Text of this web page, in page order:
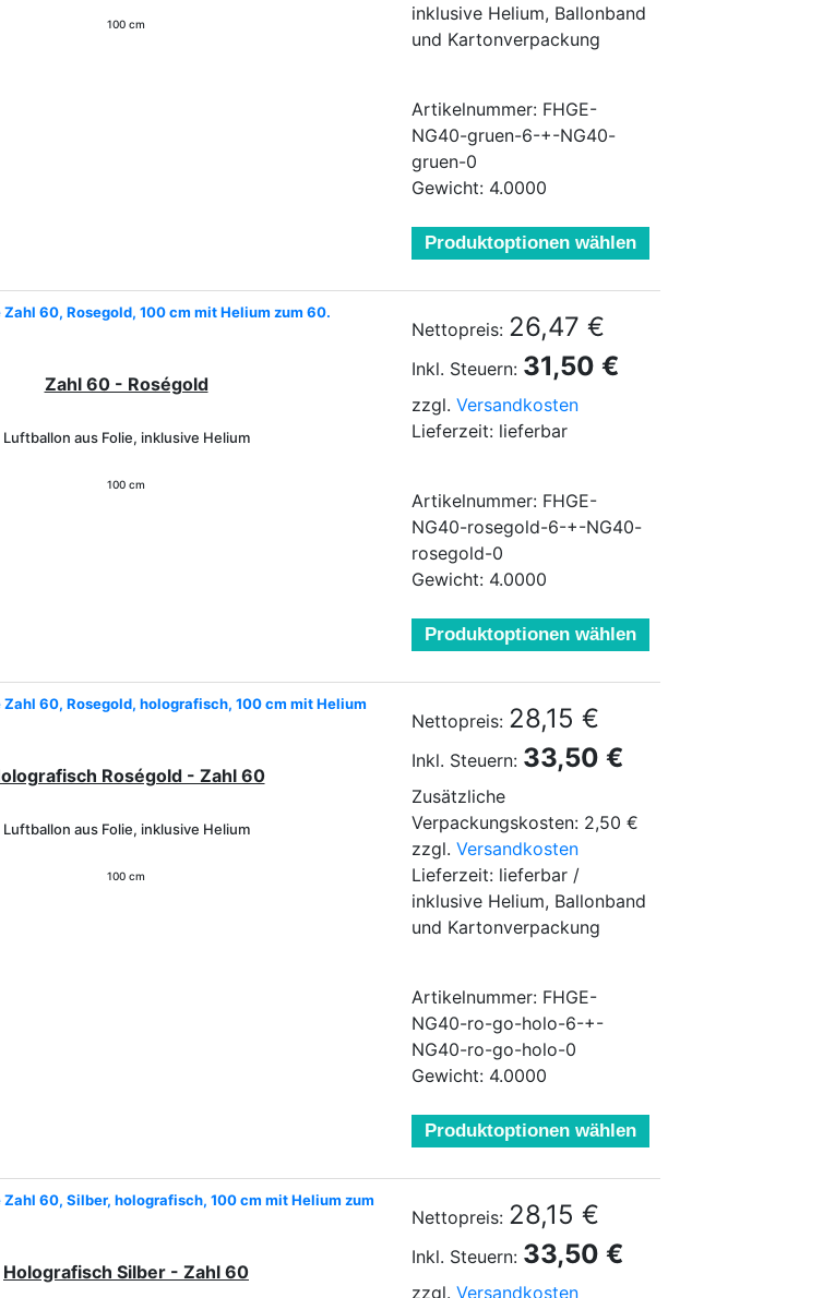
100 cm
inklusive Helium, Ballonband
und Kartonverpackung
Artikelnummer: FHGE-
NG40-gruen-6-+-NG40-
gruen-0
Gewicht: 4.0000
Produktoptionen wählen
60, Rosegold, 100 cm mit Helium zum 60.
Zahl 60 - Roségold
Luftballon aus Folie, inklusive Helium
100 cm
Nettopreis: 26,47 €
Inkl. Steuern: 31,50 €
zzgl. Versandkosten
Lieferzeit: lieferbar
Artikelnummer: FHGE-
NG40-rosegold-6-+-NG40-
rosegold-0
Gewicht: 4.0000
Produktoptionen wählen
60, Rosegold, holografisch, 100 cm mit Helium
Roségold - Zahl 60
Luftballon aus Folie, inklusive Helium
100 cm
Nettopreis: 28,15 €
Inkl. Steuern: 33,50 €
Zusätzliche
Verpackungskosten: 2,50 €
zzgl. Versandkosten
Lieferzeit: lieferbar /
inklusive Helium, Ballonband
und Kartonverpackung
Artikelnummer: FHGE-
NG40-ro-go-holo-6-+-
NG40-ro-go-holo-0
Gewicht: 4.0000
Produktoptionen wählen
60, Silber, holografisch, 100 cm mit Helium zum
Holografisch Silber - Zahl 60
Nettopreis: 28,15 €
Inkl. Steuern: 33,50 €
zzgl. Versandkosten